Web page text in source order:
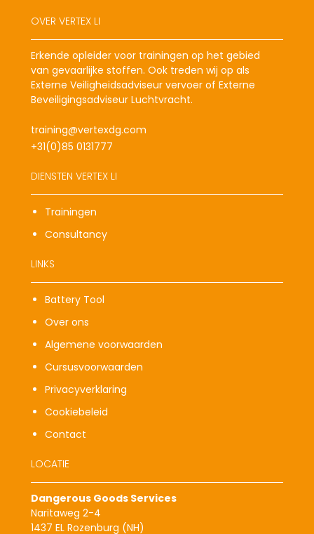
OVER VERTEX LI
Erkende opleider voor trainingen op het gebied
van gevaarlijke stoffen. Ook treden wij op als
Externe Veiligheidsadviseur vervoer of Externe
Beveiligingsadviseur Luchtvracht.
training@vertexdg.com
+31(0)85 0131777
DIENSTEN VERTEX LI
Trainingen
Consultancy
LINKS
Battery Tool
Over ons
Algemene voorwaarden
Cursusvoorwaarden
Privacyverklaring
Cookiebeleid
Contact
LOCATIE
Dangerous Goods Services
Naritaweg 2-4
1437 EL Rozenburg (NH)